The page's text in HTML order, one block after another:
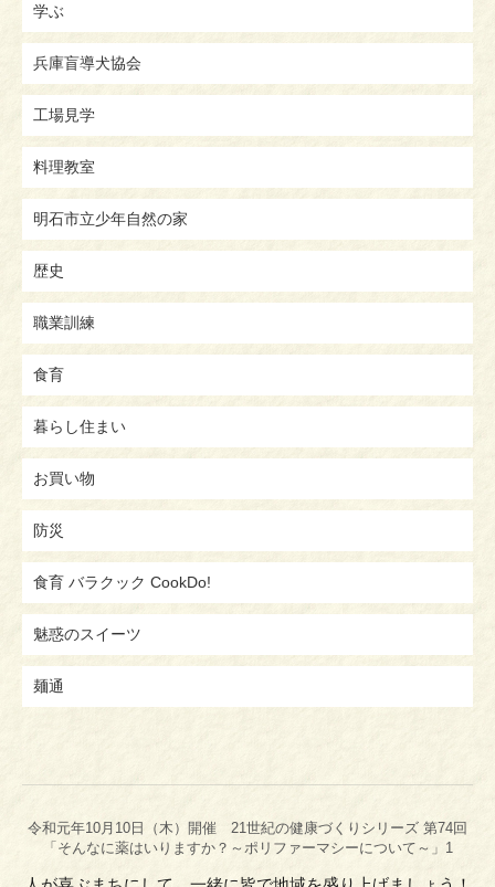
学ぶ
兵庫盲導犬協会
工場見学
料理教室
明石市立少年自然の家
歴史
職業訓練
食育
暮らし住まい
お買い物
防災
食育 バラクック CookDo!
魅惑のスイーツ
麺通
令和元年10月10日（木）開催 21世紀の健康づくりシリーズ 第74回
「そんなに薬はいりますか？～ポリファーマシーについて～」1